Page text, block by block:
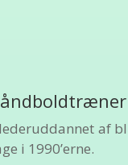
af
i 1990’erne.